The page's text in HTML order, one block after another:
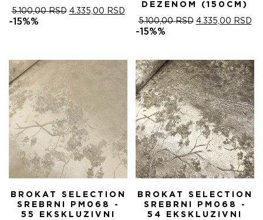
5.100,00RSD ОРИГИНАЛНА
4.335,00 RSDТРЕНУТНА
ЦЕНА
-15%%
DEZENOM (150CM)
5.100,00RSD ОРИГИНАЛНА
5.100,00 RSD.
4.335,00 RSD
-15%%
BROKAT SELECTION
SREBRNI PM068 -
55 EKSKLUZIVNI
BROKAT SELECTION
SREBRNI PM068 -
54 EKSKLUZIVNI